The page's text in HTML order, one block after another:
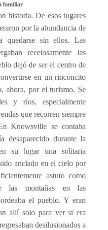
familiar
historia. De esos lugares
por la abundancia de
quedarse sin ellos. Las
recelosamente las
dejó de ser el centro de
en un rinconcito
ahora, por el turismo. Se
y ríos, especialmente
que recorren siempre
Knowsville se contaba
desaparecido durante la
su lugar una solitaria
anclado en el cielo por
astuto como
las montañas en las
el pueblo. Y eran
allí solo para ver si era
desilusionados a